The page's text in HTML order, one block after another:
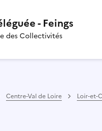
- Feings
des Collectivités
Centre-Val de Loire Loir-et-